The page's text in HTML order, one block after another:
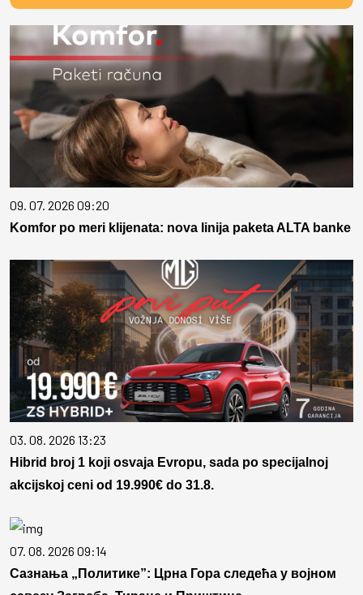
09. 07. 2026 09:20
Komfor po meri klijenata: nova linija paketa ALTA banke
03. 08. 2026 13:23
Hibrid broj 1 koji osvaja Evropu, sada po specijalnoj
akcijskoj ceni od 19.990€ do 31.8.
07. 08. 2026 09:14
Сазнања „Политике”: Црна Гора следећа у војном